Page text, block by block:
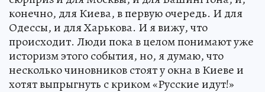
конечно, для Киева, в первую очередь. И для
Одессы, и для Харькова. И я вижу, что
происходит. Люди пока в целом понимают уже
историзм этого события, но, я думаю, что
несколько чиновников стоят у окна в Киеве и
хотят выпрыгнуть с криком «Русские идут!»